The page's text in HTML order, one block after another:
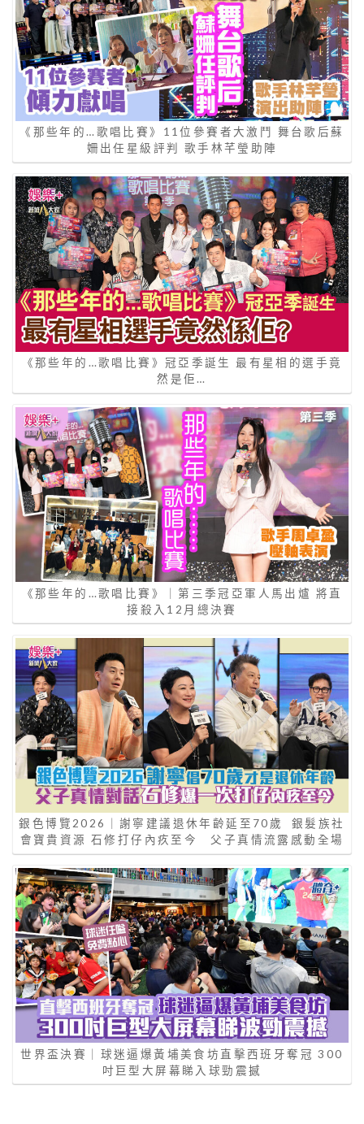
《那些年的…歌唱比賽》11位參賽者大激鬥 舞台歌后蘇
姍出任星級評判 歌手林芊瑩助陣
《那些年的…歌唱比賽》冠亞季誕生 最有星相的選手竟
然是佢…
《那些年的…歌唱比賽》｜第三季冠亞軍人馬出爐 將直
接殺入12月總決賽
銀色博覽2026｜謝寧建議退休年齡延至70歲 銀髮族社
會寶貴資源 石修打仔內疚至今 父子真情流露感動全場
世界盃決賽｜球迷逼爆黃埔美食坊直擊西班牙奪冠 300
吋巨型大屏幕睇入球勁震撼